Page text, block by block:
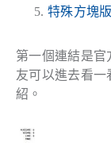
特殊方塊版
第一個連結是官
友可以進去看一
紹。